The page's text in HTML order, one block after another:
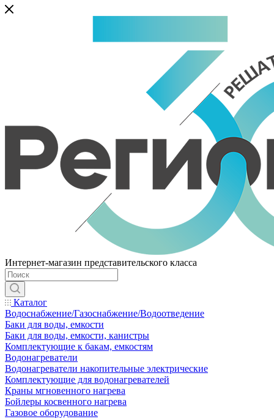
Интернет-магазин представительского класса
Каталог
Водоснабжение/Газоснабжение/Водоотведение
Баки для воды, емкости
Баки для воды, емкости, канистры
Комплектующие к бакам, емкостям
Водонагреватели
Водонагреватели накопительные электрические
Комплектующие для водонагревателей
Краны мгновенного нагрева
Бойлеры косвенного нагрева
Газовое оборудование